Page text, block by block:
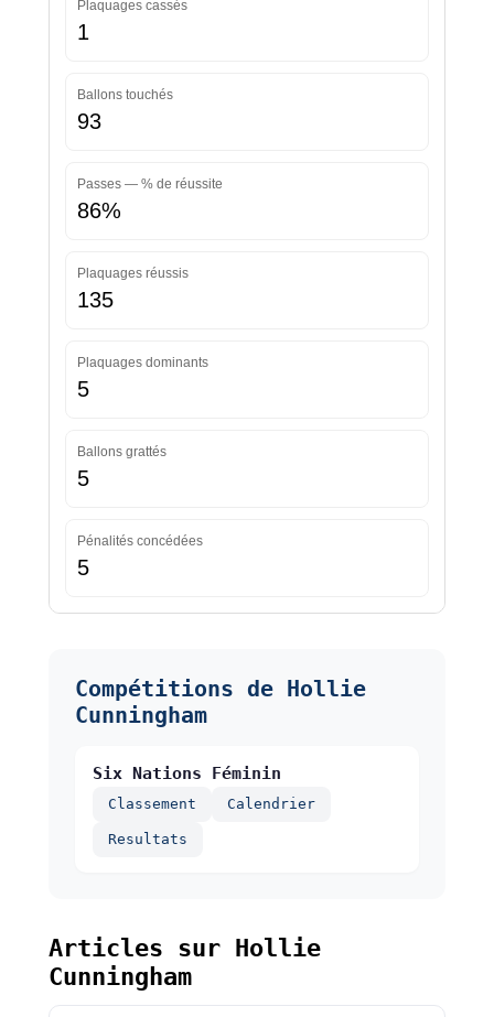
Plaquages cassés
1
Ballons touchés
93
Passes — % de réussite
86%
Plaquages réussis
135
Plaquages dominants
5
Ballons grattés
5
Pénalités concédées
5
Compétitions de Hollie
Cunningham
Six Nations Féminin
Classement Calendrier
Resultats
Articles sur Hollie
Cunningham